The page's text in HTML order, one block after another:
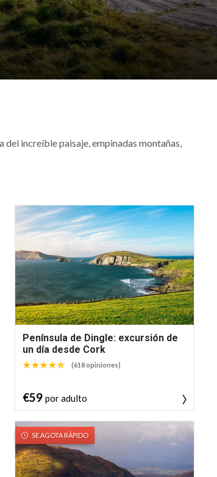
increíble paisaje, empinadas montañas,
Península de Dingle: excursión de
un día desde Cork
(618 opiniones)
€59 por adulto
SE AGOTA RÁPIDO